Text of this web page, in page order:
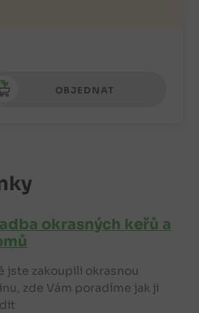
OBJEDNAT
okrasných keřů a
jste zakoupili okrasnou
zde Vám poradíme jak ji